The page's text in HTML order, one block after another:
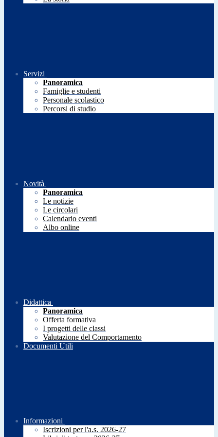
Servizi
Panoramica
Famiglie e studenti
Personale scolastico
Percorsi di studio
Novità
Panoramica
Le notizie
Le circolari
Calendario eventi
Albo online
Didattica
Panoramica
Offerta formativa
I progetti delle classi
Valutazione del Comportamento
Documenti Utili
Informazioni
Iscrizioni per l'a.s. 2026-27